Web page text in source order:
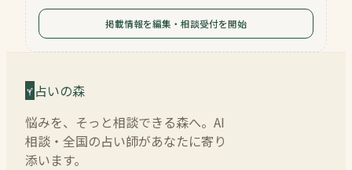
掲載情報を編集・相談受付を開始
占いの森
悩みを、そっと相談できる森へ。AI
相談・全国の占い師があなたに寄り
添います。